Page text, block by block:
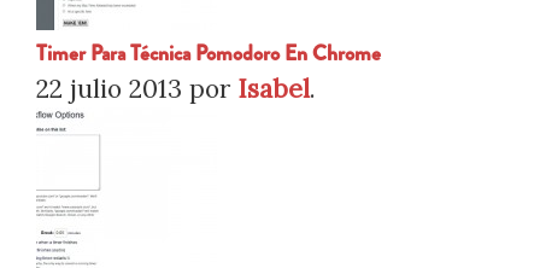
Timer Para Técnica Pomodoro En Chrome
22 julio 2013 por Isabel.